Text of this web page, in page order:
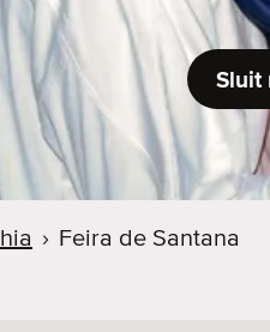
Sluit
› Feira de Santana